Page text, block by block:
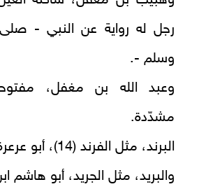
رجل له رواية عن النبي - صلى
وسلم -.
وعبد الله بن مغفل،
مشدّدة.
البرند، مثل الفرند (14)، أبو عرعرة بن البرند.
والبريد، مثل الجريد، أبو هاشم